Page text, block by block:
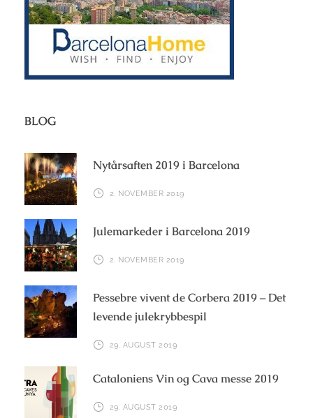
BLOG
Nytårsaften 2019 i Barcelona
2. NOVEMBER 2019
Julemarkeder i Barcelona 2019
2. NOVEMBER 2019
Pessebre vivent de Corbera 2019 – Det
levende julekrybbespil
29. AUGUST 2019
Cataloniens Vin og Cava messe 2019
29. AUGUST 2019